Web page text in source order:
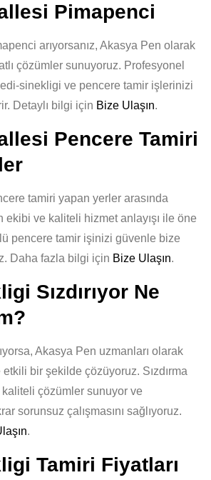
Pimapenci
arıyorsanız, Akasya Pen olarak
çözümler sunuyoruz. Profesyonel
sinekligi ve pencere tamir işlerinizi
Detaylı bilgi için Bize Ulaşın.
Pencere Tamiri
tamiri yapan yerler arasında
ekibi ve kaliteli hizmet anlayışı ile öne
pencere tamir işinizi güvenle bize
Daha fazla bilgi için Bize Ulaşın.
Sızdırıyor Ne
Akasya Pen uzmanları olarak
etkili bir şekilde çözüyoruz. Sızdırma
kaliteli çözümler sunuyor ve
sorunsuz çalışmasını sağlıyoruz.
.
Tamiri Fiyatları